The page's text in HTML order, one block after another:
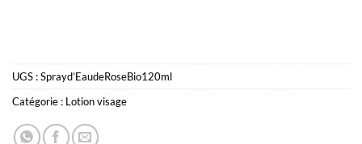
UGS :Sprayd’EaudeRoseBio120ml
Catégorie : Lotion visage